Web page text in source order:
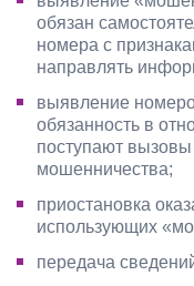
обязан
номера с
направлять
выявление
обязанность в
поступают
мошенничества;
приостановка
использующих
передача